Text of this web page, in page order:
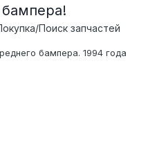
Поиск запчастей
бампера. 1994 года